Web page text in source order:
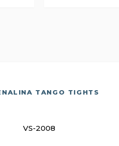
TANGO TIGHTS
VS-2008